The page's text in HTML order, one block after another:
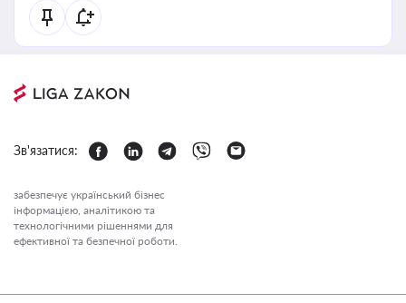
Зв'язатися:
забезпечує український бізнес
інформацією, аналітикою та
технологічними рішеннями для
ефективної та безпечної роботи.